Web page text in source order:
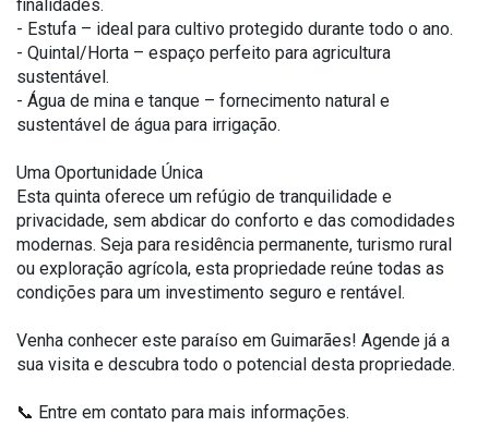
finalidades.
- Estufa – ideal para cultivo protegido durante todo o ano.
- Quintal/Horta – espaço perfeito para agricultura
sustentável.
- Água de mina e tanque – fornecimento natural e
sustentável de água para irrigação.
Uma Oportunidade Única
Esta quinta oferece um refúgio de tranquilidade e
privacidade, sem abdicar do conforto e das comodidades
modernas. Seja para residência permanente, turismo rural
ou exploração agrícola, esta propriedade reúne todas as
condições para um investimento seguro e rentável.
Venha conhecer este paraíso em Guimarães! Agende já a
sua visita e descubra todo o potencial desta propriedade.
📞 Entre em contato para mais informações.